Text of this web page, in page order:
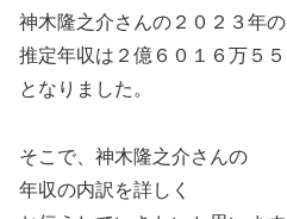
神木隆之介さんの２０２３年の
推定年収は２億６０１６万５
となりました。
そこで、神木隆之介さんの
年収の内訳を詳しく